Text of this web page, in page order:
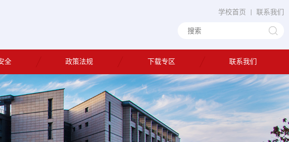
学校首页 联系我们
全 政策法规 下载专区 联系我们